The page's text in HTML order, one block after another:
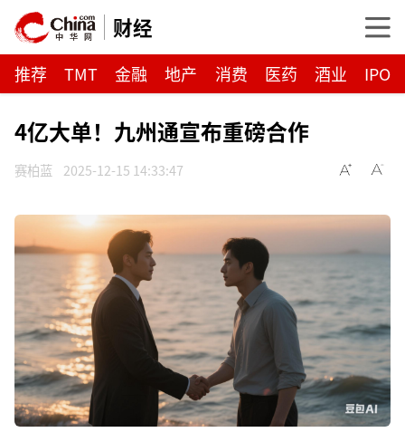
财经
推荐 TMT 金融 地产 消费 医药 酒业 IPO
4亿大单！九州通宣布重磅合作
赛柏蓝 2025-12-15 14:33:47